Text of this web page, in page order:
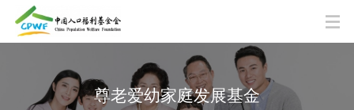
尊老爱幼家庭发展基金